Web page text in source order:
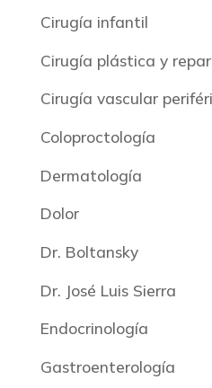
Cirugía infantil
Cirugía plástica y
Cirugía vascular
Coloproctología
Dermatología
Dolor
Dr. Boltansky
Dr. José Luis Sierra
Endocrinología
Gastroenterología